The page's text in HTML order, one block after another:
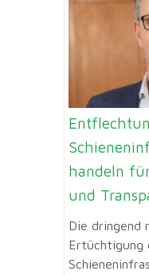
handeln
und
Die dringend
Ertüchtigung